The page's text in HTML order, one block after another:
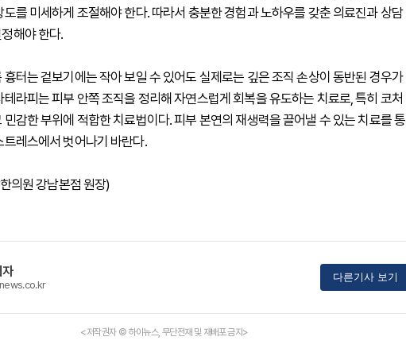
도를 미세하게 조절해야 한다. 따라서 충분한 경험과 노하우를 갖춘 의료진과 상담
해야 한다.
흉터는 겉보기에는 작아 보일 수 있어도 실제로는 깊은 조직 손상이 동반된 경우가
테라피는 피부 안쪽 조직을 정리해 자연스럽게 회복을 유도하는 치료로, 특히 코처
민감한 부위에 적합한 치료법이다. 피부 본연의 재생력을 끌어낼 수 있는 치료를 통
트레스에서 벗어나기 바란다.
의원 강남본점 원장)
다른기사 보기
<저작권자 © 하이뉴스, 무단전재 및 재배포 금지>